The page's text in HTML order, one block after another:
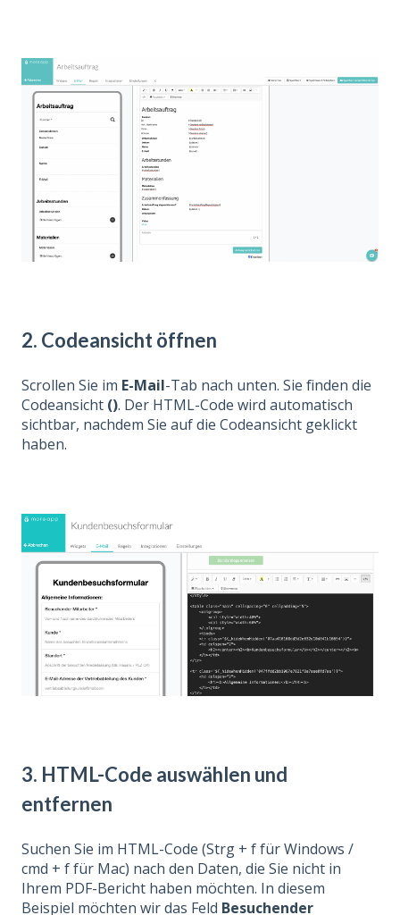
2. Codeansicht öffnen
Scrollen Sie im E-Mail-Tab nach unten. Sie finden die
Codeansicht (). Der HTML-Code wird automatisch
sichtbar, nachdem Sie auf die Codeansicht geklickt
haben.
3. HTML-Code auswählen und
entfernen
Suchen Sie im HTML-Code (Strg + f für Windows /
cmd + f für Mac) nach den Daten, die Sie nicht in
Ihrem PDF-Bericht haben möchten. In diesem
Beispiel möchten wir das Feld Besuchender